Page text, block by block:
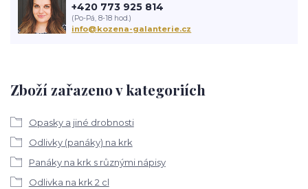
Zboží zařazeno v kategoriích
Opasky a jiné drobnosti
Odlivky (panáky) na krk
Panáky na krk s různými nápisy
Odlivka na krk 2 cl
+420 773 925 814
(Po-Pá, 8-18 hod.)
info@kozena-galanterie.cz